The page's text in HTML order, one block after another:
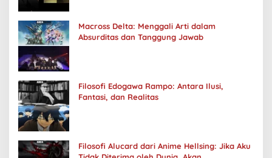
Macross Delta: Menggali Arti dalam
Absurditas dan Tanggung Jawab
Filosofi Edogawa Rampo: Antara Ilusi,
Fantasi, dan Realitas
Filosofi Alucard dari Anime Hellsing: Jika Aku